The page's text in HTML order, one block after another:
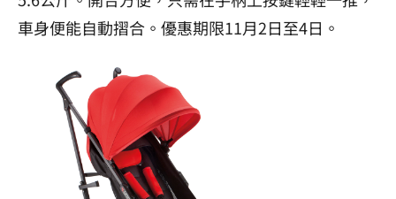
車身便能自動摺合。優惠期限11月2日至4日。